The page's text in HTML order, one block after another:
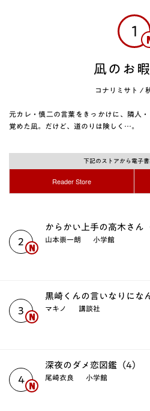
1
凪のお
コナリミサト /
元カレ・慎二の言葉をきっかけに、隣人
覚めた凪。だけど、道のりは険しく…。
下記のストアから電子
Reader Store
2
からかい上手の高木さん
山本崇一朗 小学館
3
黒崎くんの言いなりにな
マキノ 講談社
4
深夜のダメ恋図鑑（4）
尾崎衣良 小学館